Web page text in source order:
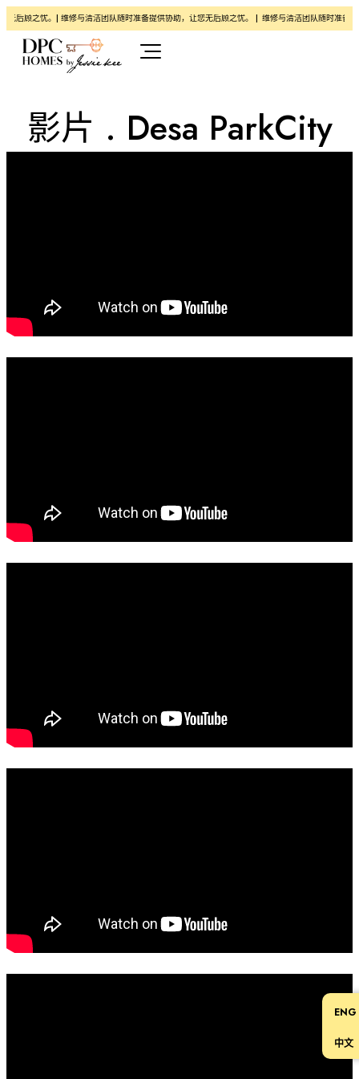
后顾之忧。| 维修与清洁团队随时准备提供协助，让您无后顾之忧。 | 维修与清洁团队随时准备
影片 . Desa ParkCity
ENG
中文